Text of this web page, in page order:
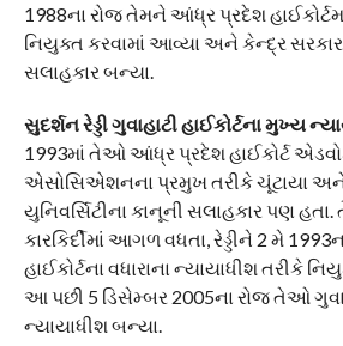
1988ના રોજ તેમને આંધ્ર પ્રદેશ
નિયુક્ત કરવામાં આવ્યા અને કેન્દ્ર સરકાર
સલાહકાર બન્યા.
સુદર્શન રેડ્ડી ગુવાહાટી હાઈકોર્ટના મુખ્ય
1993માં તેઓ આંધ્ર પ્રદેશ હાઈકોર્ટ
એસોસિએશનના પ્રમુખ તરીકે ચૂંટાયા
યુનિવર્સિટીના કાનૂની સલાહકાર પણ
કારકિર્દીમાં આગળ વધતા, રેડ્ડીને 2 મે
હાઈકોર્ટના વધારાના ન્યાયાધીશ તરીકે
આ પછી 5 ડિસેમ્બર 2005ના રોજ તેઓ
ન્યાયાધીશ બન્યા.